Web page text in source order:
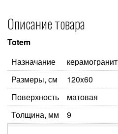
Описание товара
Totem
Назначание
керамогранит
Размеры, см
120x60
Поверхность
матовая
Толщина, мм
9